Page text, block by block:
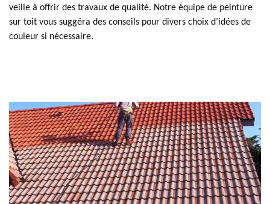
veille à offrir des travaux de qualité. Notre équipe de peinture
sur toit vous suggéra des conseils pour divers choix d’idées de
couleur si nécessaire.